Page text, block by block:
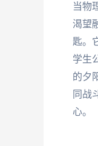
当物
渴望
匙。
学生
的夕
同战
心。